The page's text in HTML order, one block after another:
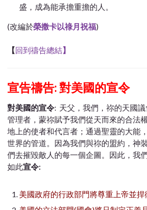
盛，成為能承擔重擔的人。
(改編於榮撒卡以祿月祝福)
【回到禱告總結】
宣告禱告: 對美國的宣令
對美國的宣令: 天父，我們，祢的天國
管理者， 蒙祢賦予我們從天而來的合法
地上的使者和代言者； 通過聖靈的大能
世界的管道。 因為我們與祢的盟約，神
們去摧毀敵人的每一個企圖。因此，我
如此宣令:
美國政府的行政部門將尊重上帝並捍